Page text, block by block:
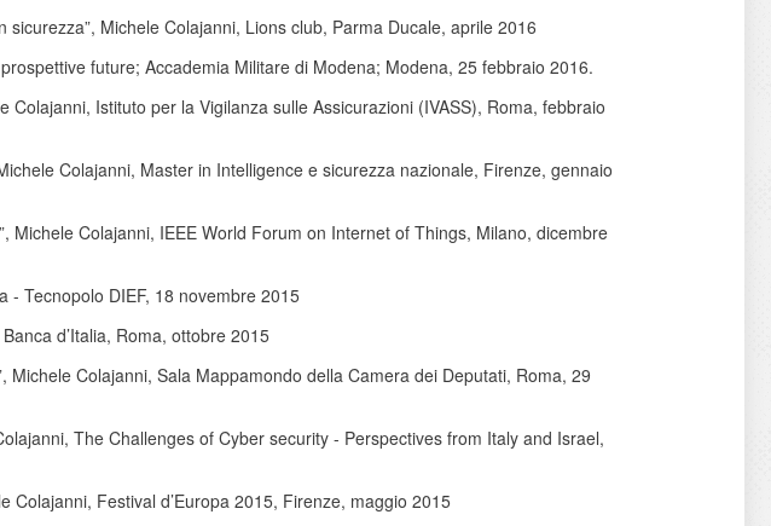
Michele Colajanni, Lions club, Parma Ducale, aprile 2016
future; Accademia Militare di Modena; Modena, 25 febbraio 2016.
Colajanni, Istituto per la Vigilanza sulle Assicurazioni (IVASS), Roma, febbraio
Colajanni, Master in Intelligence e sicurezza nazionale, Firenze, gennaio
Michele Colajanni, IEEE World Forum on Internet of Things, Milano, dicembre
- Tecnopolo DIEF, 18 novembre 2015
d’Italia, Roma, ottobre 2015
Michele Colajanni, Sala Mappamondo della Camera dei Deputati, Roma, 29
The Challenges of Cyber security - Perspectives from Italy and Israel,
Colajanni, Festival d’Europa 2015, Firenze, maggio 2015